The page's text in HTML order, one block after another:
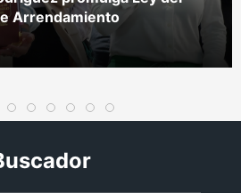
Arrendamiento